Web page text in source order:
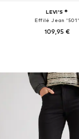
LEVI'S ®
Effilé Jean '501'
109,95 €